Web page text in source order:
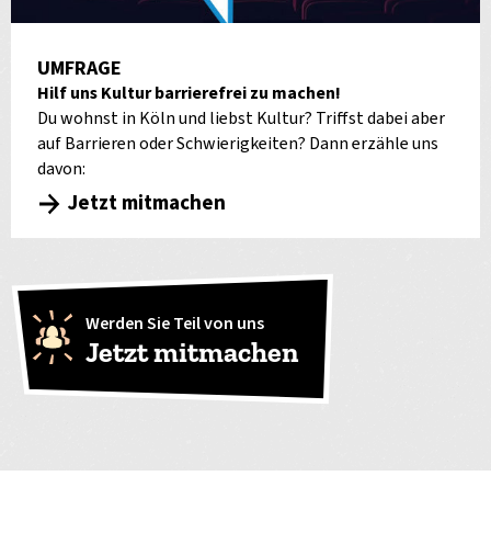
UMFRAGE
Hilf uns Kultur barrierefrei zu machen!
Du wohnst in Köln und liebst Kultur? Triffst dabei aber
auf Barrieren oder Schwierigkeiten? Dann erzähle uns
davon:
Jetzt mitmachen
Werden Sie Teil von uns
Jetzt mitmachen